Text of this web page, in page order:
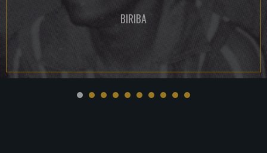
BIRIBA